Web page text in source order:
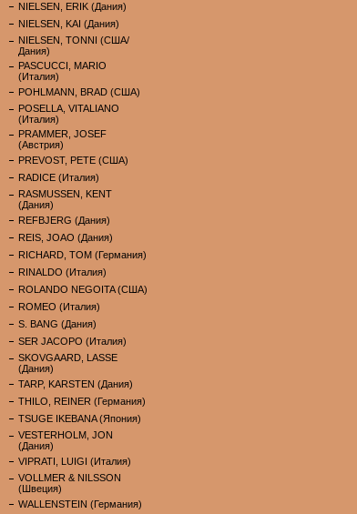
NIELSEN, ERIK (Дания)
NIELSEN, KAI (Дания)
NIELSEN, TONNI (США/
Дания)
PASCUCCI, MARIO
(Италия)
POHLMANN, BRAD (США)
POSELLA, VITALIANO
(Италия)
PRAMMER, JOSEF
(Австрия)
PREVOST, PETE (США)
RADICE (Италия)
RASMUSSEN, KENT
(Дания)
REFBJERG (Дания)
REIS, JOAO (Дания)
RICHARD, TOM (Германия)
RINALDO (Италия)
ROLANDO NEGOITA (США)
ROMEO (Италия)
S. BANG (Дания)
SER JACOPO (Италия)
SKOVGAARD, LASSE
(Дания)
TARP, KARSTEN (Дания)
THILO, REINER (Германия)
TSUGE IKEBANA (Япония)
VESTERHOLM, JON
(Дания)
VIPRATI, LUIGI (Италия)
VOLLMER & NILSSON
(Швеция)
WALLENSTEIN (Германия)